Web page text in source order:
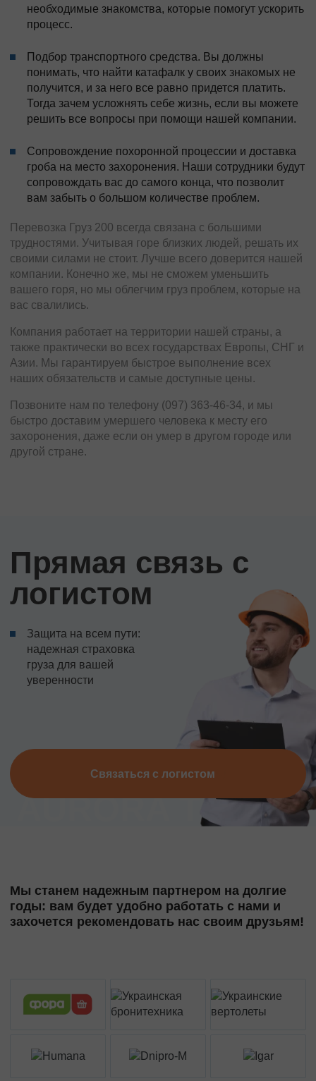
необходимые знакомства, которые помогут ускорить
процесс.
Подбор транспортного средства. Вы должны
понимать, что найти катафалк у своих знакомых не
получится, и за него все равно придется платить.
Тогда зачем усложнять себе жизнь, если вы можете
решить все вопросы при помощи нашей компании.
Сопровождение похоронной процессии и доставка
гроба на место захоронения. Наши сотрудники будут
сопровождать вас до самого конца, что позволит
вам забыть о большом количестве проблем.
Перевозка Груз 200 всегда связана с большими
трудностями. Учитывая горе близких людей, решать их
своими силами не стоит. Лучше всего доверится нашей
компании. Конечно же, мы не сможем уменьшить
вашего горя, но мы облегчим груз проблем, которые на
вас свалились.
Компания работает на территории нашей страны, а
также практически во всех государствах Европы, СНГ и
Азии. Мы гарантируем быстрое выполнение всех
наших обязательств и самые доступные цены.
Позвоните нам по телефону (097) 363-46-34, и мы
быстро доставим умершего человека к месту его
захоронения, даже если он умер в другом городе или
другой стране.
Прямая связь с
логистом
Защита на всем пути:
надежная страховка
груза для вашей
уверенности
Связаться с логистом
Мы станем надежным партнером на долгие
годы: вам будет удобно работать с нами и
захочется рекомендовать нас своим друзьям!